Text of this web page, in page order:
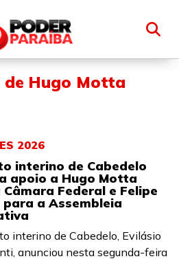
Hugo Motta
2026
interino de Cabedelo
apoio a Hugo Motta
Federal e Felipe
a Assembleia
interino de Cabedelo, Evilásio
anunciou nesta segunda-feira